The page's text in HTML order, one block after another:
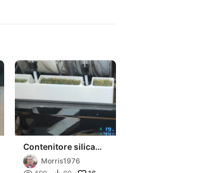
Contenitore silica
gel per CFS anti
umiditàMorris1976